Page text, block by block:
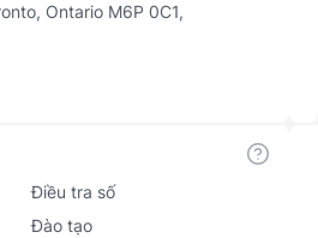
Ontario M6P 0C1,
Điều tra số
Đào tạo